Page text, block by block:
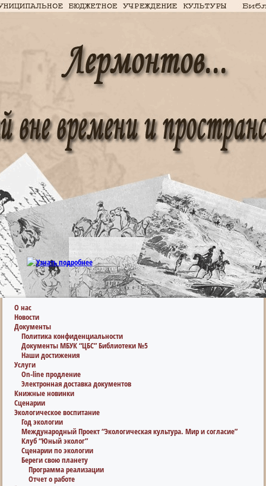
О нас
Новости
Документы
Политика конфиденциальности
Документы МБУК “ЦБС” Библиотеки №5
Наши достижения
Услуги
On-line продление
Электронная доставка документов
Книжные новинки
Сценарии
Экологическое воспитание
Год экологии
Международный Проект “Экологическая культура. Мир и согласие”
Клуб “Юный эколог”
Сценарии по экологии
Береги свою планету
Программа реализации
Отчет о работе